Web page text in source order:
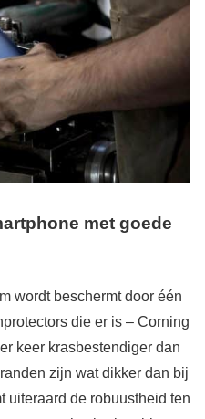
met goede
wordt beschermt door één
die er is – Corning
keer krasbestendiger dan
zijn wat dikker dan bij
uiteraard de robuustheid ten